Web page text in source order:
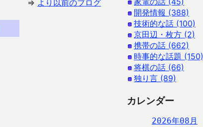
⇒ より以前のブログ
開発情報 (388)
技術的な話 (100)
京田辺・枚方 (2)
携帯の話 (662)
時事的な話題 (150)
将棋の話 (66)
独り言 (89)
カレンダー
2026年08月